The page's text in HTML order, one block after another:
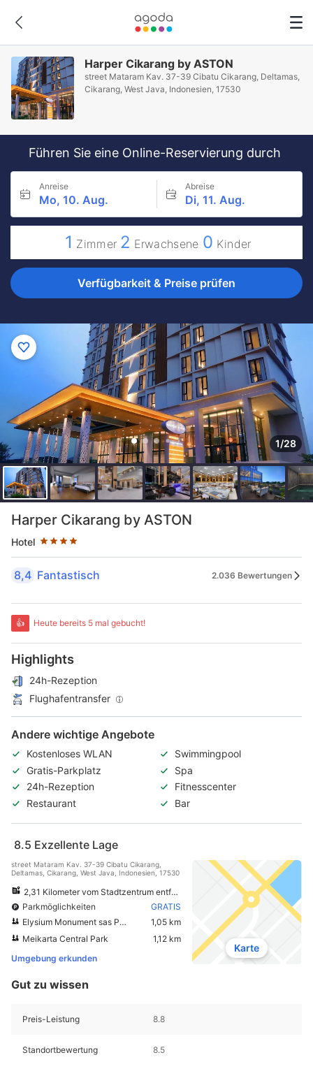
Harper Cikarang by ASTON
street Mataram Kav. 37-39 Cibatu Cikarang, Deltamas,
Cikarang, West Java, Indonesien, 17530
Führen Sie eine Online-Reservierung durch
Anreise
Mo, 10. Aug.
Abreise
Di, 11. Aug.
1 Zimmer 2 Erwachsene 0 Kinder
Verfügbarkeit & Preise prüfen
1/28
Harper Cikarang by ASTON
Hotel
Sternekategorie: 4 Sterne
8,4 Fantastisch 2.036 Bewertungen
👍 Heute bereits 5 mal gebucht!
Highlights
24h-Rezeption
Flughafentransfer
Andere wichtige Angebote
Kostenloses WLAN
Swimmingpool
Gratis-Parkplatz
Spa
24h-Rezeption
Fitnesscenter
Restaurant
Bar
8.5 Exzellente Lage
street Mataram Kav. 37-39 Cibatu Cikarang,
Deltamas, Cikarang, West Java, Indonesien, 17530
2,31 Kilometer vom Stadtzentrum entfernt
Parkmöglichkeiten
GRATIS
Elysium Monument sas Park
1,05 km
Meikarta Central Park
1,12 km
Umgebung erkunden
Karte
Gut zu wissen
Preis-Leistung 8.8
Standortbewertung 8.5